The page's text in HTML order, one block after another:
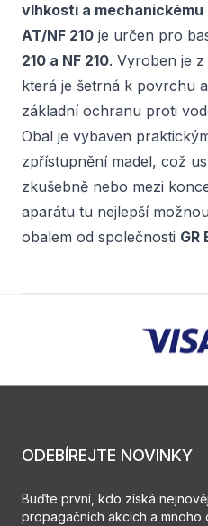
vlhkosti a mechanickému
AT/NF 210 je určen pro
210 a NF 210. Vyroben je
která je šetrná k povrchu
základní ochranu proti
Obal je vybaven
zpřístupnění madel, což
zkušebně nebo mezi
aparátu tu nejlepší
obalem od společnosti GR
ODEBÍREJTE NOVINKY
Buďte první, kdo získá
propagačních akcích a mnoho